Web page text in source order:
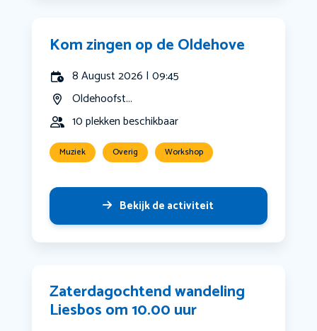
Kom zingen op de Oldehove
8 August 2026 | 09:45
Oldehoofst...
10 plekken beschikbaar
Muziek Overig Workshop
Bekijk de activiteit
Zaterdagochtend wandeling
Liesbos om 10.00 uur